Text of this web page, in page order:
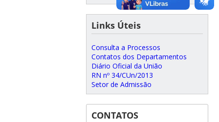
Links Úteis
Consulta a Processos
Contatos dos Departamentos
Diário Oficial da União
RN nº 34/CUn/2013
Setor de Admissão
CONTATOS